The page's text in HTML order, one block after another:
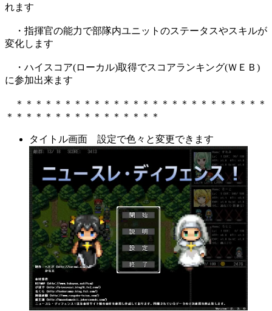
れます
・指揮官の能力で部隊内ユニットのステータスやスキルが
変化します
・ハイスコア(ローカル)取得でスコアランキング(ＷＥＢ)
に参加出来ます
＊＊＊＊＊＊＊＊＊＊＊＊＊＊＊＊＊＊＊＊＊＊＊＊＊＊
＊＊＊＊＊＊＊＊＊＊＊＊＊＊＊＊
タイトル画面 設定で色々と変更できます